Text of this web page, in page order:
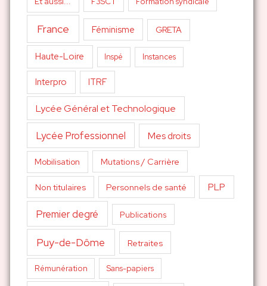
France Féminisme GRETA
Haute-Loire Inspé Instances
Interpro ITRF
Lycée Général et Technologique
Lycée Professionnel Mes droits
Mobilisation Mutations / Carrière
Non titulaires Personnels de santé PLP
Premier degré Publications
Puy-de-Dôme Retraites
Rémunération Sans-papiers